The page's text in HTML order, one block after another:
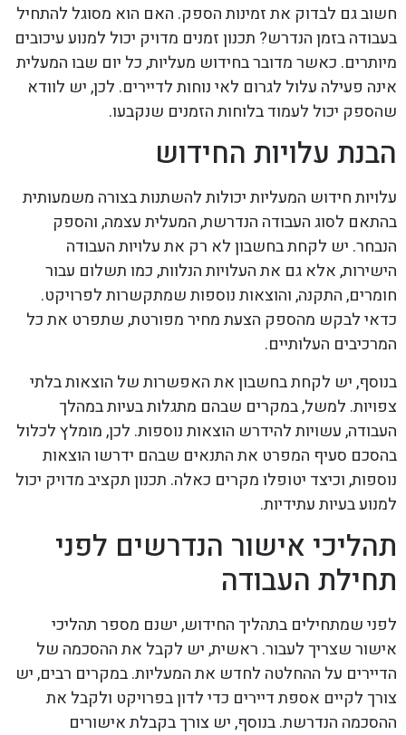
חשוב גם לבדוק את זמינות הספק. האם הוא מסוגל להתחיל
בעבודה בזמן הנדרש? תכנון זמנים מדויק יכול למנוע עיכובים
מיותרים. כאשר מדובר בחידוש מעליות, כל יום שבו המעלית
אינה פעילה עלול לגרום לאי נוחות לדיירים. לכן, יש לוודא
שהספק יכול לעמוד בלוחות הזמנים שנקבעו.
הבנת עלויות החידוש
עלויות חידוש המעליות יכולות להשתנות בצורה משמעותית
בהתאם לסוג העבודה הנדרשת, המעלית עצמה, והספק
הנבחר. יש לקחת בחשבון לא רק את עלויות העבודה
הישירות, אלא גם את העלויות הנלוות, כמו תשלום עבור
חומרים, התקנה, והוצאות נוספות שמתקשרות לפרויקט.
כדאי לבקש מהספק הצעת מחיר מפורטת, שתפרט את כל
המרכיבים העלותיים.
בנוסף, יש לקחת בחשבון את האפשרות של הוצאות בלתי
צפויות. למשל, במקרים שבהם מתגלות בעיות במהלך
העבודה, עשויות להידרש הוצאות נוספות. לכן, מומלץ לכלול
בהסכם סעיף המפרט את התנאים שבהם ידרשו הוצאות
נוספות, וכיצד יטופלו מקרים כאלה. תכנון תקציב מדויק יכול
למנוע בעיות עתידיות.
תהליכי אישור הנדרשים לפני
תחילת העבודה
לפני שמתחילים בתהליך החידוש, ישנם מספר תהליכי
אישור שצריך לעבור. ראשית, יש לקבל את ההסכמה של
הדיירים על ההחלטה לחדש את המעליות. במקרים רבים, יש
צורך לקיים אספת דיירים כדי לדון בפרויקט ולקבל את
ההסכמה הנדרשת. בנוסף, יש צורך בקבלת אישורים